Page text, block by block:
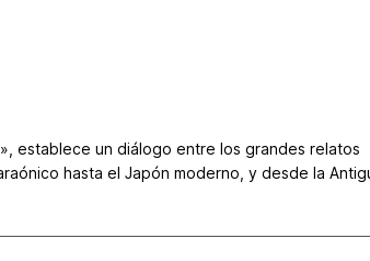
establece un diálogo entre los grandes relatos
hasta el Japón moderno, y desde la